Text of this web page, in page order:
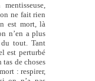
ne fait rien
est mort, là
n’en a plus
tout. Tant
est perturbé
de choses
: respirer,